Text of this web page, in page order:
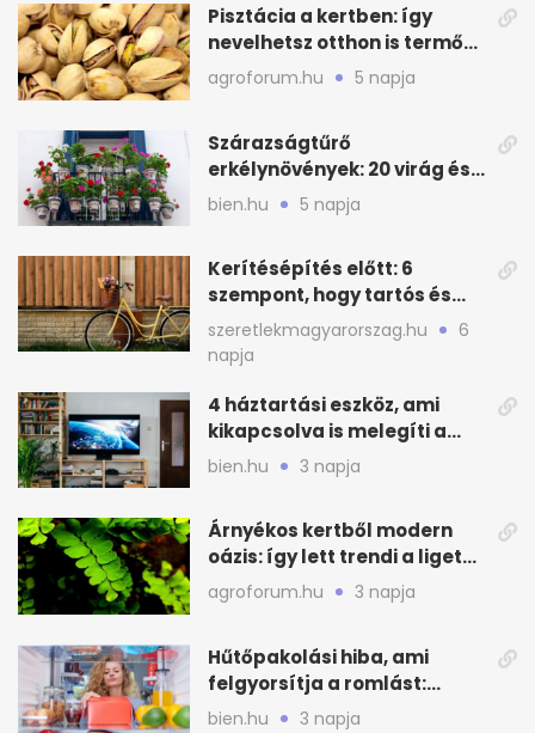
Pisztácia a kertben: így
nevelhetsz otthon is termő
növényt
agroforum.hu 5 napja
Szárazságtűrő
erkélynövények: 20 virág és
cserje a forró nyárra
bien.hu 5 napja
Kerítésépítés előtt: 6
szempont, hogy tartós és
praktikus legyen
szeretlekmagyarorszag.hu
6
napja
4 háztartási eszköz, ami
kikapcsolva is melegíti a
lakást
bien.hu 3 napja
Árnyékos kertből modern
oázis: így lett trendi a ligetes
zöld
agroforum.hu 3 napja
Hűtőpakolási hiba, ami
felgyorsítja a romlást:
zónákra figyelj
bien.hu 3 napja